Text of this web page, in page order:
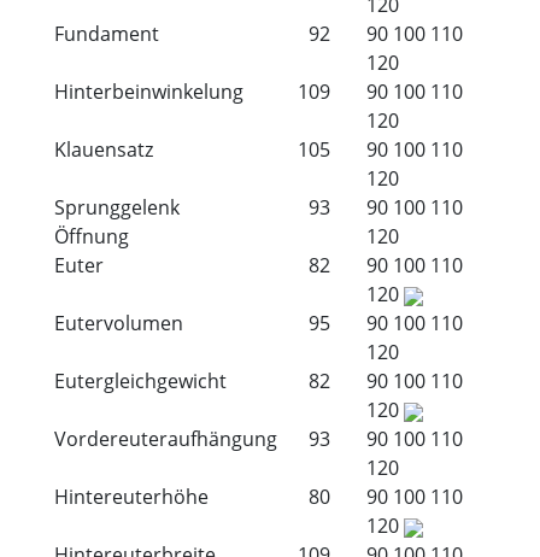
Fundament
92 90 100 110
120
Hinterbeinwinkelung
109 90 100 110
120
Klauensatz
105 90 100 110
120
Sprunggelenk
Öffnung
93 90 100 110
120
Euter
82 90 100 110
120
Eutervolumen
95 90 100 110
120
Eutergleichgewicht
82 90 100 110
120
Vordereuteraufhängung
93 90 100 110
120
Hintereuterhöhe
80 90 100 110
120